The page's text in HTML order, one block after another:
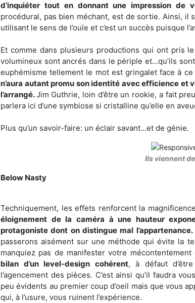
d’inquiéter tout en donnant une impression de
procédural, pas bien méchant, est de sortie. Ainsi, il
utilisant le sens de l’ouïe et c’est un succès puisque
Et comme dans plusieurs productions qui ont pris
volumineux sont ancrés dans le périple et...qu’ils
euphémisme tellement le mot est gringalet face à
n’aura autant promu son identité avec efficience et
l’arrangé.Jim Guthrie, loin d’être un rookie, a fait
parlera ici d’une symbiose si cristalline qu’elle en
Plus qu’un savoir-faire: un éclair savant...et de génie.
Ils viennent
Below Nasty
Techniquement, les effets renforcent la
éloignement de la caméra à une hauteur
protagoniste dont on distingue mal
passerons aisément sur une méthode qui évite la
manquiez pas de manifester votre
bilan d’un level-design cohérent, à défaut
l’agencement des pièces. C’est ainsi qu’il faudra
peu évidents au premier coup d’oeil mais que vous
qui, à l’usure, vous ruinent l’expérience.